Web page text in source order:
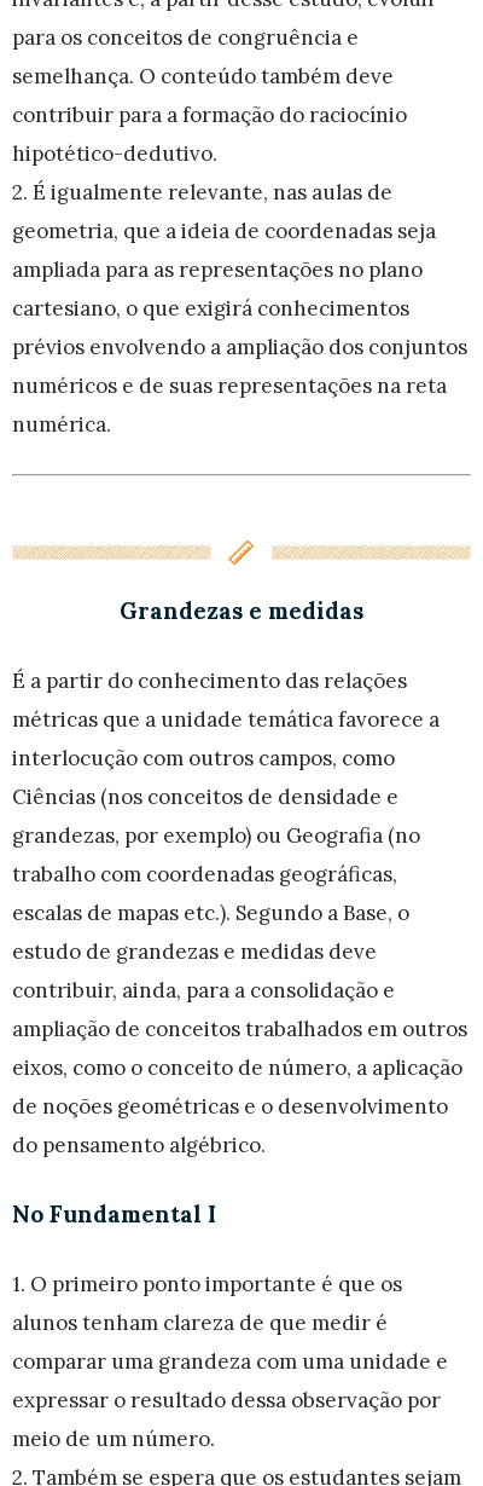
para os conceitos de congruência e
semelhança. O conteúdo também deve
contribuir para a formação do raciocínio
hipotético-dedutivo.
2. É igualmente relevante, nas aulas de
geometria, que a ideia de coordenadas seja
ampliada para as representações no plano
cartesiano, o que exigirá conhecimentos
prévios envolvendo a ampliação dos conjuntos
numéricos e de suas representações na reta
numérica.
Grandezas e medidas
É a partir do conhecimento das relações
métricas que a unidade temática favorece a
interlocução com outros campos, como
Ciências (nos conceitos de densidade e
grandezas, por exemplo) ou Geografia (no
trabalho com coordenadas geográficas,
escalas de mapas etc.). Segundo a Base, o
estudo de grandezas e medidas deve
contribuir, ainda, para a consolidação e
ampliação de conceitos trabalhados em outros
eixos, como o conceito de número, a aplicação
de noções geométricas e o desenvolvimento
do pensamento algébrico.
No Fundamental I
1. O primeiro ponto importante é que os
alunos tenham clareza de que medir é
comparar uma grandeza com uma unidade e
expressar o resultado dessa observação por
meio de um número.
2. Também se espera que os estudantes sejam